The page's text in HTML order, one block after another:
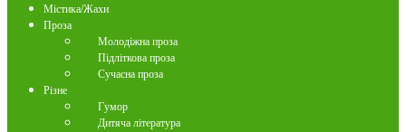
Містика/Жахи
Проза
Молодіжна проза
Підліткова проза
Сучасна проза
Різне
Гумор
Дитяча література